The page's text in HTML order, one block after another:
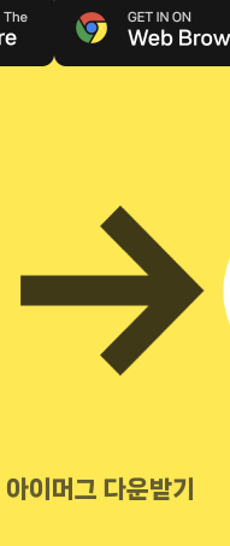
아이머그 다운받기